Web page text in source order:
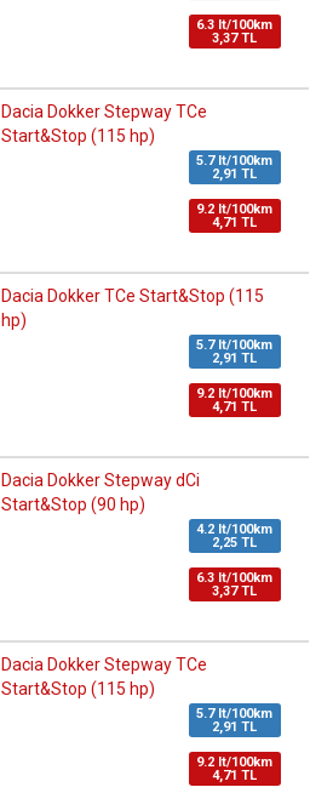
6.3 lt/100km
3,37 TL
Dacia Dokker Stepway TCe
Start&Stop (115 hp)
5.7 lt/100km
2,91 TL
9.2 lt/100km
4,71 TL
Dacia Dokker TCe Start&Stop (115
hp)
5.7 lt/100km
2,91 TL
9.2 lt/100km
4,71 TL
Dacia Dokker Stepway dCi
Start&Stop (90 hp)
4.2 lt/100km
2,25 TL
6.3 lt/100km
3,37 TL
Dacia Dokker Stepway TCe
Start&Stop (115 hp)
5.7 lt/100km
2,91 TL
9.2 lt/100km
4,71 TL